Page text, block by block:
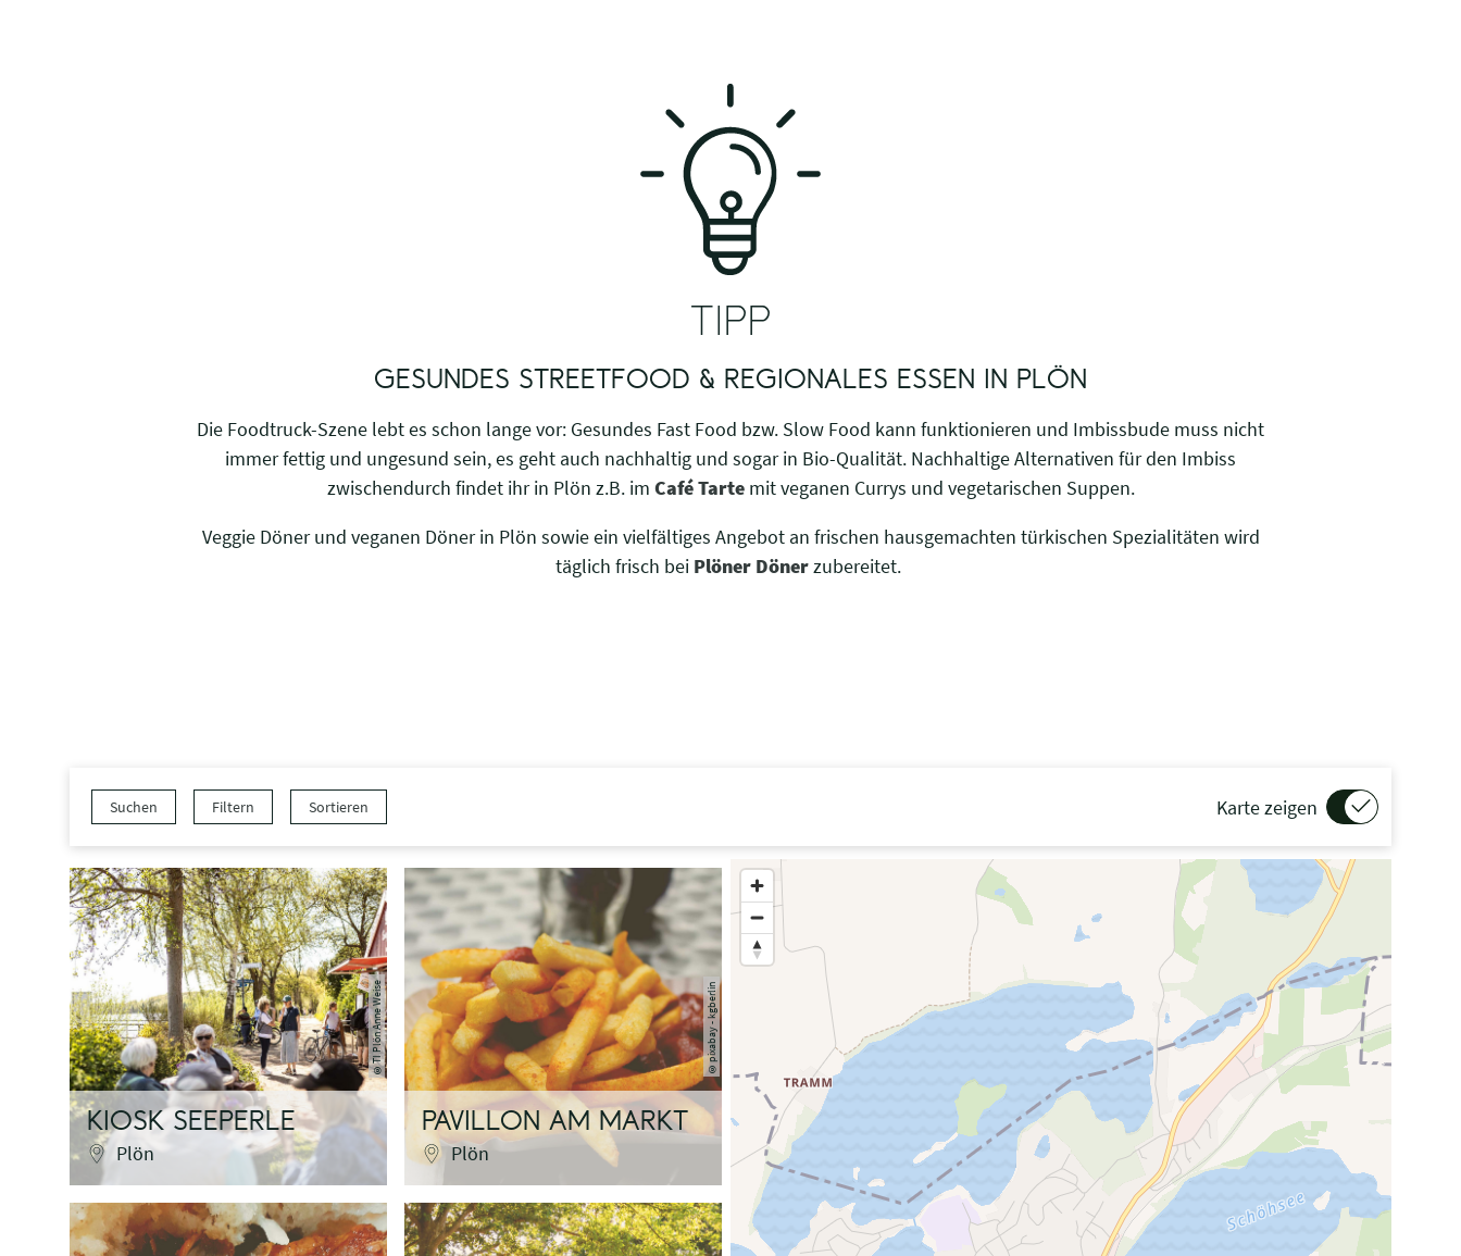
TIPP
GESUNDES STREETFOOD & REGIONALES ESSEN IN PLÖN
Die Foodtruck-Szene lebt es schon lange vor: Gesundes Fast Food bzw. Slow Food kann funktionieren und Imbissbude muss nicht
immer fettig und ungesund sein, es geht auch nachhaltig und sogar in Bio-Qualität. Nachhaltige Alternativen für den Imbiss
zwischendurch findet ihr in Plön z.B. im Café Tartemit veganen Currys und vegetarischen Suppen.
Veggie Döner und veganen Döner in Plön sowie ein vielfältiges Angebot an frischen hausgemachten türkischen Spezialitäten wird
täglich frisch bei Plöner Dönerzubereitet.
Suchen Filtern Sortieren Karte zeigen
©
TI Plön Anne Weise
KIOSK SEEPERLE
Plön
©
pixabay - kgberlin
PAVILLON AM MARKT
Plön
Halten Sie die Taste „STRG“ gedrückt beim Scrollen, um in der Karte
zu vergrößern.